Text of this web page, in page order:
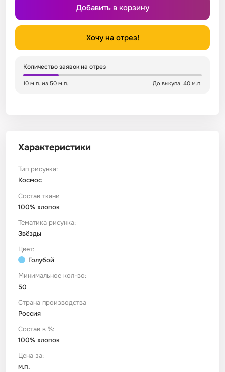
Добавить в корзину
Хочу на отрез!
Количество заявок на отрез
10 м.п. из 50 м.п. До выкупа: 40 м.п.
Характеристики
Тип рисунка:
Космос
Состав ткани
100% хлопок
Тематика рисунка:
Звёзды
Цвет:
Голубой
Минимальное кол-во:
50
Страна производства
Россия
Состав в %:
100% хлопок
Цена за:
м.п.
Сатин
Сатин Глосс
Сатин Жаккард
Сетка
Ситец
Спанбонд
Тик
Тик наволочный
Тиси
Тюль
Фланель
Флис
Футер
Шелк Армани
Штапель
Зеленый
Синий
Многоцветный
Детский
Праздничный
Космос
Техника / транспорт
Этнический
Имитации материалов